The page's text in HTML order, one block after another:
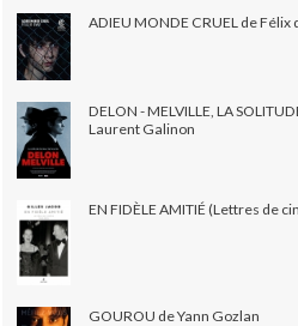
ADIEU MONDE CRUEL de Félix
DELON - MELVILLE, LA
Laurent Galinon
EN FIDÈLE AMITIÉ (Lettres de
GOUROU de Yann Gozlan